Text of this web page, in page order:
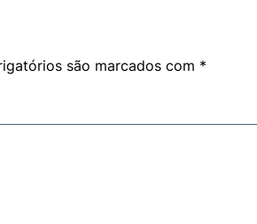
são marcados com *